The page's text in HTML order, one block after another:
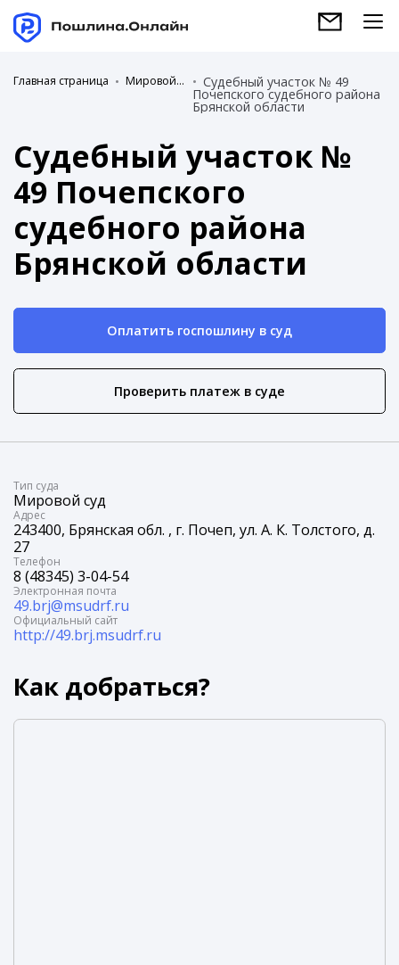
Главная страница Мировой суд Судебный участок № 49
Почепского судебного района
Брянской области
Судебный участок №
49 Почепского
судебного района
Брянской области
Оплатить госпошлину в суд
Проверить платеж в суде
Tип суда
Мировой суд
Адрес
243400, Брянская обл. , г. Почеп, ул. А. К. Толстого, д.
27
Телефон
8 (48345) 3-04-54
Электронная почта
49.brj@msudrf.ru
Официальный сайт
http://49.brj.msudrf.ru
Как добраться?